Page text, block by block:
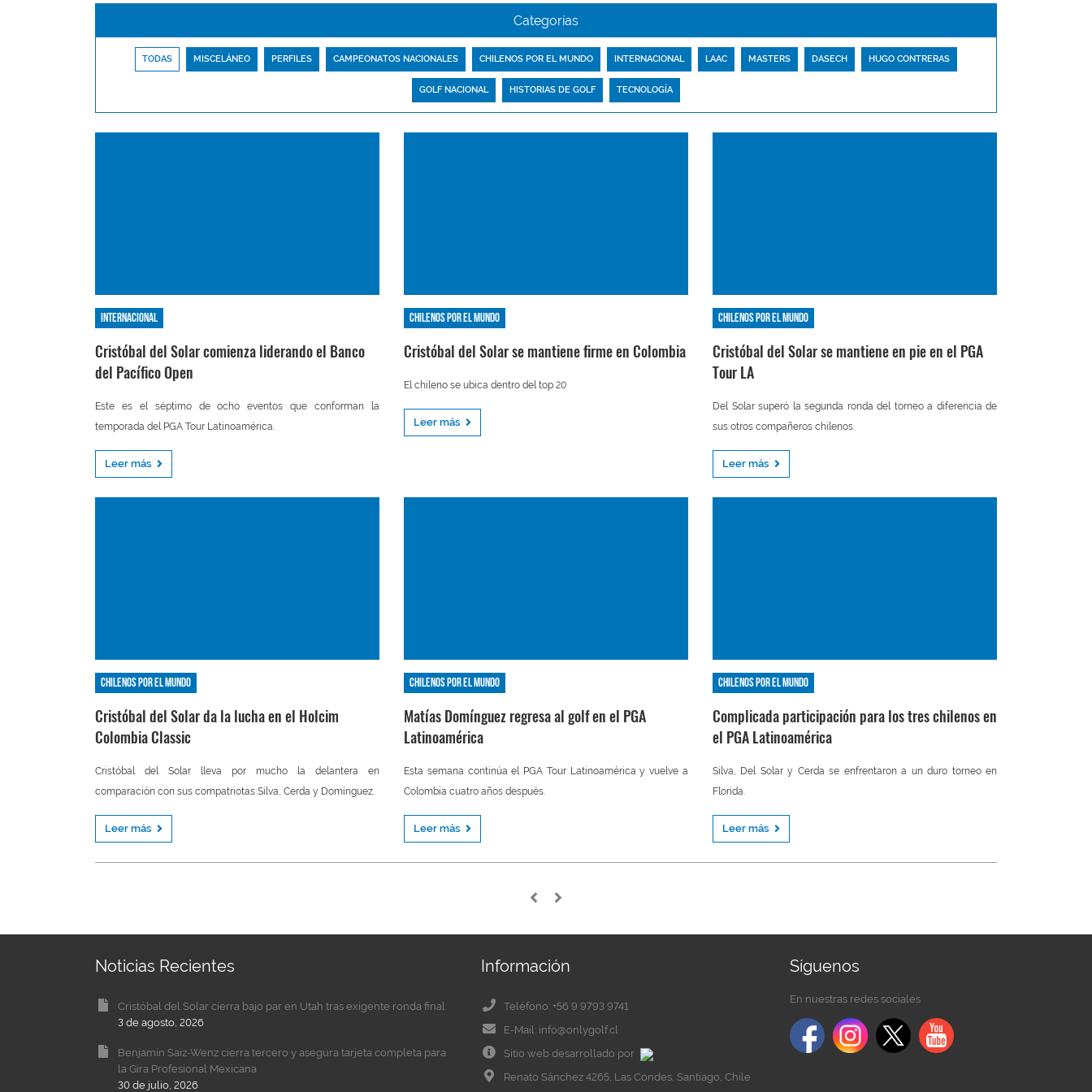
Categorías
TODAS MISCELÁNEO PERFILES CAMPEONATOS NACIONALES CHILENOS POR EL MUNDO INTERNACIONAL LAAC MASTERS DASECH HUGO CONTRERAS
GOLF NACIONAL HISTORIAS DE GOLF TECNOLOGÍA
Internacional
Cristóbal del Solar comienza liderando el Banco
del Pacífico Open
Este es el séptimo de ocho eventos que conforman la
temporada del PGA Tour Latinoamérica.
Leer más
Chilenos por el mundo
Cristóbal del Solar se mantiene firme en Colombia
El chileno se ubica dentro del top 20
Leer más
Chilenos por el mundo
Cristóbal del Solar se mantiene en pie en el PGA
Tour LA
Del Solar superó la segunda ronda del torneo a diferencia de
sus otros compañeros chilenos.
Leer más
Chilenos por el mundo
Cristóbal del Solar da la lucha en el Holcim
Colombia Classic
Cristóbal del Solar lleva por mucho la delantera en
comparación con sus compatriotas Silva, Cerda y Domínguez.
Leer más
Chilenos por el mundo
Matías Domínguez regresa al golf en el PGA
Latinoamérica
Esta semana continúa el PGA Tour Latinoamérica y vuelve a
Colombia cuatro años después.
Leer más
Chilenos por el mundo
Complicada participación para los tres chilenos en
el PGA Latinoamérica
Silva, Del Solar y Cerda se enfrentaron a un duro torneo en
Florida.
Leer más
Noticias Recientes
Cristóbal del Solar cierra bajo par en Utah tras exigente ronda final
3 de agosto, 2026
Benjamín Saiz-Wenz cierra tercero y asegura tarjeta completa para
la Gira Profesional Mexicana
30 de julio, 2026
Información
Teléfono: +56 9 9793 9741
E-Mail: info@onlygolf.cl
Sitio web desarrollado por
Renato Sánchez 4265, Las Condes, Santiago, Chile
Síguenos
En nuestras redes sociales